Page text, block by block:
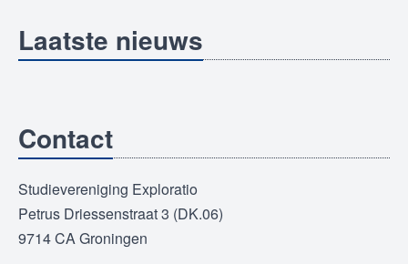
Laatste nieuws
Contact
Studievereniging Exploratio
Petrus Driessenstraat 3 (DK.06)
9714 CA Groningen